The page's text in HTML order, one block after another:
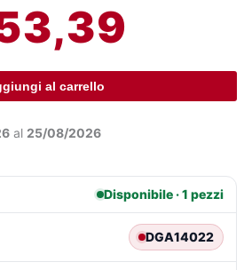
al carrello
al 25/08/2026
Disponibile · 1 pezzi
DGA14022